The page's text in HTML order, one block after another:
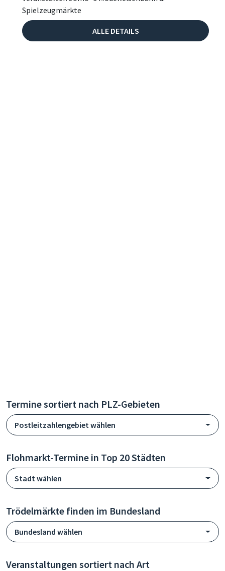
Spielzeugmärkte
ALLE DETAILS
Termine sortiert nach PLZ-Gebieten
Postleitzahlengebiet wählen
Flohmarkt-Termine in Top 20 Städten
Stadt wählen
Trödelmärkte finden im Bundesland
Bundesland wählen
Veranstaltungen sortiert nach Art